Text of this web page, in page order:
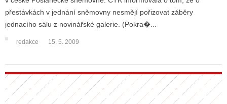
STRÁNKY RÁDIÍ
STRÁNKY TV
TISK
přestávkách v jednání sněmovny nesmějí pořizovat záběry
jednacího sálu z novinářské galerie. (Pokra�...
redakce 15. 5. 2009